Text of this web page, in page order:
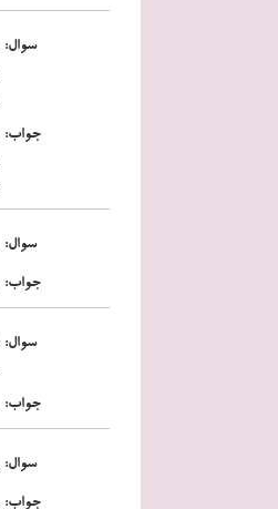
:سوال
:جواب
:سوال
:جواب
:سوال
:جواب
:سوال
:جواب